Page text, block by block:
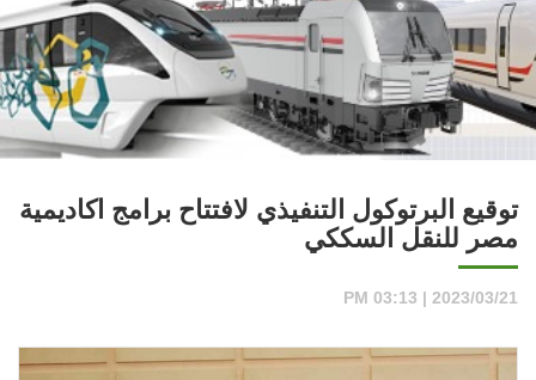
توقيع البرتوكول التنفيذي لافتتاح برامج اكاديمية
مصر للنقل السككي
2023/03/21 | 03:13 PM